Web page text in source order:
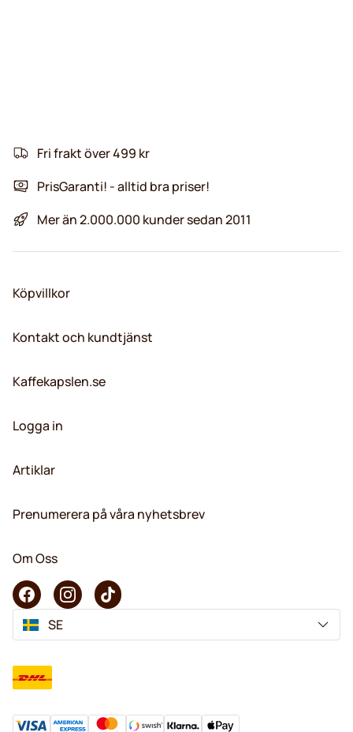
Fri frakt över 499 kr
PrisGaranti! - alltid bra priser!
Mer än 2.000.000 kunder sedan 2011
Köpvillkor
Kontakt och kundtjänst
Kaffekapslen.se
Logga in
Artiklar
Prenumerera på våra nyhetsbrev
Om Oss
SE